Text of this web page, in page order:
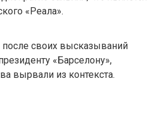
«Реала».
после своих высказываний
«Барселону»,
вырвали из контекста.